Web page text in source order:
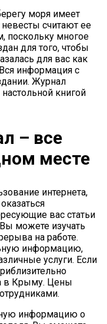
моря имеет
считают ее
поскольку многое
для того, чтобы
для вас как
информация с
Журнал
книгой
– все
месте
интернета,
вас статьи
можете изучать
на работе.
информацию,
услуги. Если
в Крыму. Цены
информацию о